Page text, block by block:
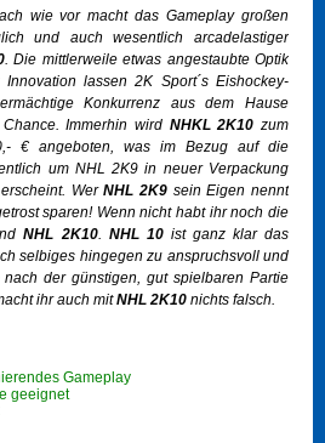
wie vor macht das Gameplay großen
und auch wesentlich arcadelastiger
. Die mittlerweile etwas angestaubte Optik
Innovation lassen2K Sport´sEishockey-
Konkurrenz aus dem Hause
Immerhin wird NHKL 2K10 zum
€ angeboten, was im Bezug auf die
um NHL 2K9 in neuer Verpackung
WerNHL 2K9 sein Eigen nennt
sparen! Wenn nicht habt ihr noch die
NHL 2K10. NHL 10ist ganz klar das
selbiges hingegen zu anspruchsvoll und
der günstigen, gut spielbaren Partie
ihr auch mitNHL 2K10 nichts falsch.
Gameplay
geeignet